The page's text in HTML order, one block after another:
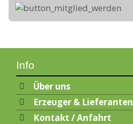
Info
Über uns
Erzeuger & Lieferanten
Kontakt / Anfahrt